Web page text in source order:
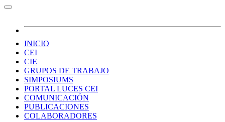
INICIO
CEI
CIE
GRUPOS DE TRABAJO
SIMPOSIUMS
PORTAL LUCES CEI
COMUNICACIÓN
PUBLICACIONES
COLABORADORES